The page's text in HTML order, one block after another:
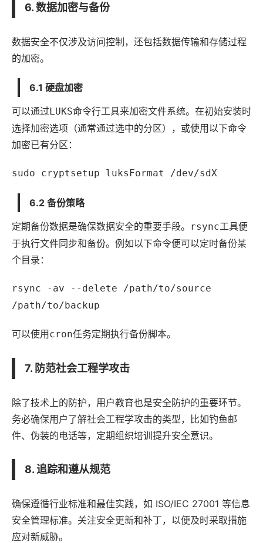
6. 数据加密与备份
数据安全不仅涉及访问控制，还包括数据传输和存储过程
的加密。
6.1 硬盘加密
可以通过LUKS命令行工具来加密文件系统。在初始安装时
选择加密选项（通常通过选中的分区），或使用以下命令
加密已有分区：
sudo cryptsetup luksFormat /dev/sdX
6.2 备份策略
定期备份数据是确保数据安全的重要手段。
rsync工具便
于执行文件同步和备份。例如以下命令便可以定时备份某
个目录：
rsync -av --delete /path/to/source
/path/to/backup
可以使用cron任务定期执行备份脚本。
7. 防范社会工程学攻击
除了技术上的防护，用户教育也是安全防护的重要环节。
务必确保用户了解社会工程学攻击的类型，比如钓鱼邮
件、伪装的电话等，定期组织培训提升安全意识。
8. 追踪和遵从规范
确保遵循行业标准和最佳实践，如 ISO/IEC 27001 等信息
安全管理标准。关注安全更新和补丁，以便及时采取措施
应对新威胁。